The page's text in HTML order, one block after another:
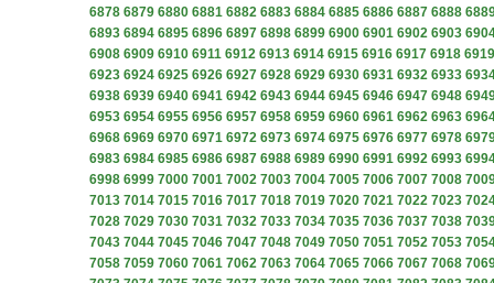
6878 6879 6880 6881 6882 6883 6884 6885 6886 6887 6888
6893 6894 6895 6896 6897 6898 6899 6900 6901 6902 6903
6908 6909 6910 6911 6912 6913 6914 6915 6916 6917 6918 6919
6923 6924 6925 6926 6927 6928 6929 6930 6931 6932 6933
6938 6939 6940 6941 6942 6943 6944 6945 6946 6947 6948
6953 6954 6955 6956 6957 6958 6959 6960 6961 6962 6963
6968 6969 6970 6971 6972 6973 6974 6975 6976 6977 6978
6983 6984 6985 6986 6987 6988 6989 6990 6991 6992 6993
6998 6999 7000 7001 7002 7003 7004 7005 7006 7007 7008
7013 7014 7015 7016 7017 7018 7019 7020 7021 7022 7023
7028 7029 7030 7031 7032 7033 7034 7035 7036 7037 7038
7043 7044 7045 7046 7047 7048 7049 7050 7051 7052 7053
7058 7059 7060 7061 7062 7063 7064 7065 7066 7067 7068